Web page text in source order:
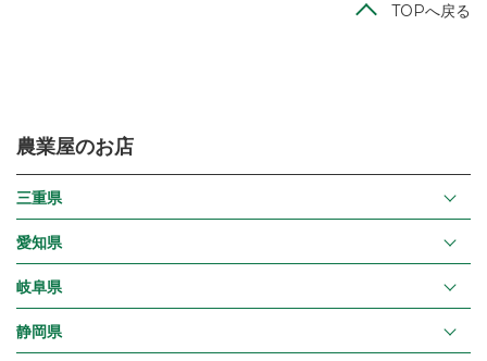
TOPへ戻る
農業屋のお店
三重県
愛知県
岐阜県
静岡県